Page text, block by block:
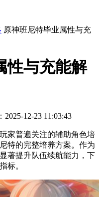
原神班尼特毕业属性与充
性与充能解
2025-12-23 11:03:43
家普遍关注的辅助角色培
特的完整培养方案。作为
著提升队伍续航能力，下
标。